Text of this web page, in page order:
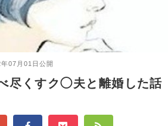
07月01日公開
尽くすク◯夫と離婚した話